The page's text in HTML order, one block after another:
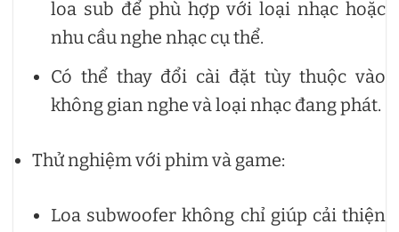
loa sub để phù hợp với loại nhạc hoặc
nhu cầu nghe nhạc cụ thể.
Có thể thay đổi cài đặt tùy thuộc vào
không gian nghe và loại nhạc đang phát.
Thử nghiệm với phim và game:
Loa subwoofer không chỉ giúp cải thiện